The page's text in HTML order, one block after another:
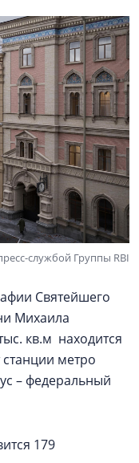
службой Группы RBI
Святейшего
Михаила
кв.м находится
метро
– федеральный
179